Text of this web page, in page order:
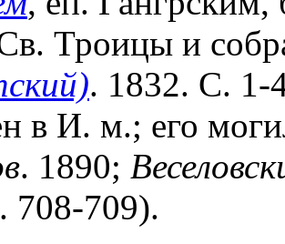
Троицы и
. 1832. С. 1-
в И. м.; его
. 1890;
708-709).